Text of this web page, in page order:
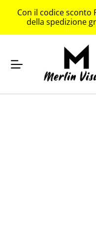
Con il codice sconto
della spedizione